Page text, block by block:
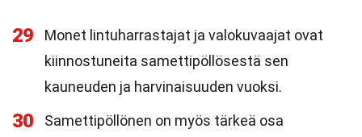
29
Monet lintuharrastajat ja valokuvaajat ovat
kiinnostuneita samettipöllösestä sen
kauneuden ja harvinaisuuden vuoksi.
30
Samettipöllönen on myös tärkeä osa